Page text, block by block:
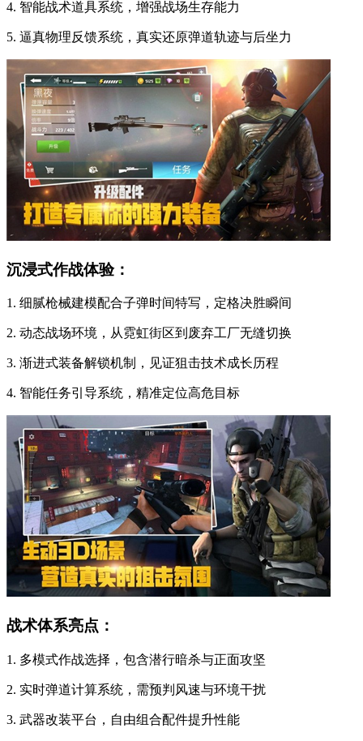
4. 智能战术道具系统，增强战场生存能力
5. 逼真物理反馈系统，真实还原弹道轨迹与后坐力
沉浸式作战体验：
1. 细腻枪械建模配合子弹时间特写，定格决胜瞬间
2. 动态战场环境，从霓虹街区到废弃工厂无缝切换
3. 渐进式装备解锁机制，见证狙击技术成长历程
4. 智能任务引导系统，精准定位高危目标
战术体系亮点：
1. 多模式作战选择，包含潜行暗杀与正面攻坚
2. 实时弹道计算系统，需预判风速与环境干扰
3. 武器改装平台，自由组合配件提升性能